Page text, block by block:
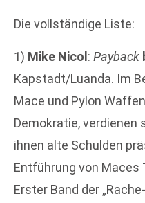
Die vollständige Liste:
1) Mike Nicol: Payback
Kapstadt/Luanda. Im
Mace und Pylon
Demokratie, verdienen
ihnen alte Schulden
Entführung von Maces
Erster Band der